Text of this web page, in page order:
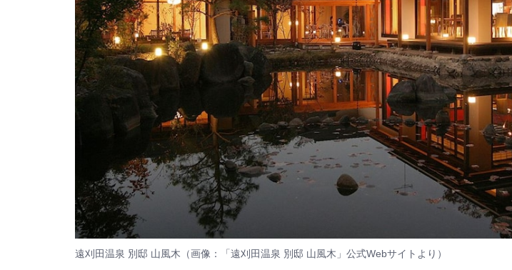
遠刈田温泉 別邸 山風木（画像：「遠刈田温泉 別邸 山風木」公式Webサイトより）